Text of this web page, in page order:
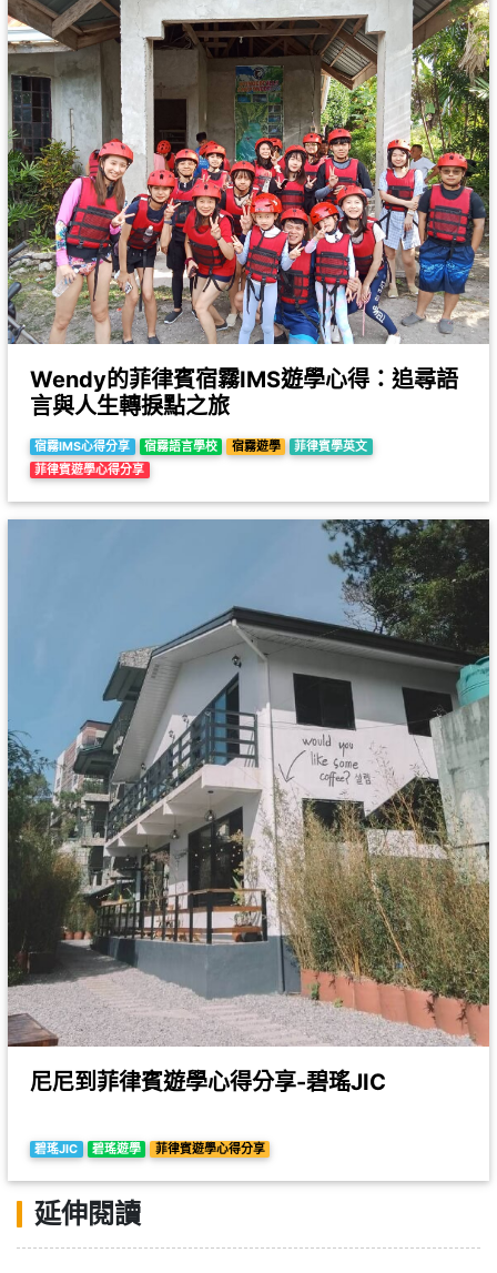
Wendy的菲律賓宿霧IMS遊學心得：追尋語
言與人生轉捩點之旅
宿霧IMS心得分享 宿霧語言學校 宿霧遊學
菲律賓學英文
菲律賓遊學心得分享
尼尼到菲律賓遊學心得分享-碧瑤JIC
碧瑤JIC 碧瑤遊學 菲律賓遊學心得分享
延伸閱讀